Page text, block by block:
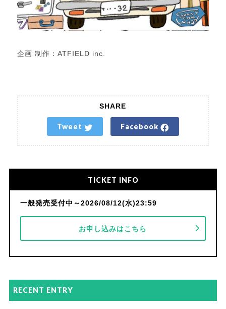
企画 制作：ATFIELD inc.
SHARE
Tweet Facebook
TICKET INFO
一般発売受付中～2026/08/12(水)23:59
お申し込みはこちら
RECENT ENTRY